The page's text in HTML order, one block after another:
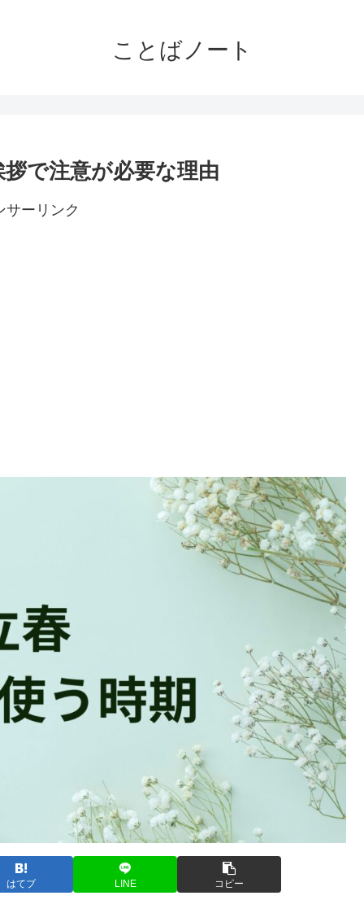
ことばノート
で注意が必要な理由
サーリンク
はてブ LINE コピー